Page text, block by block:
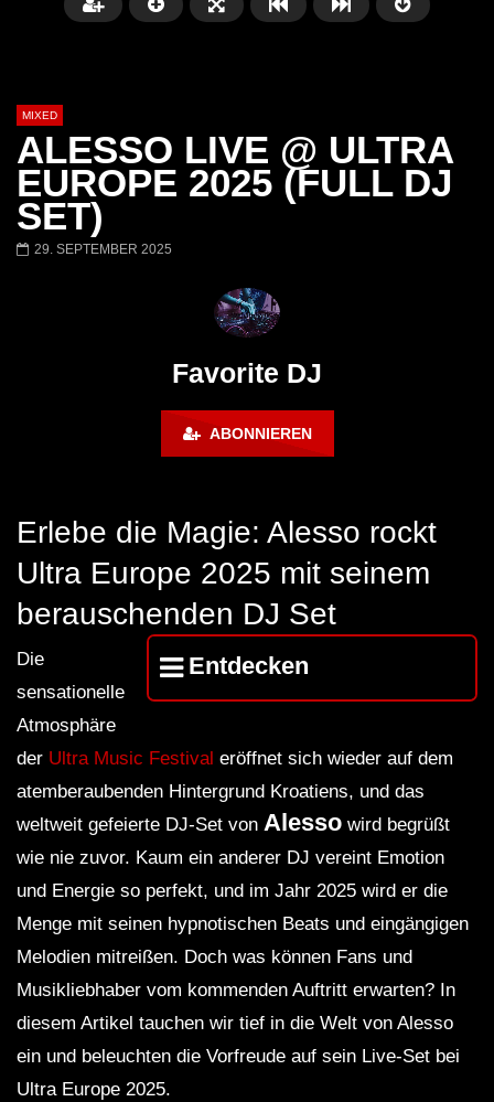
MIXED
ALESSO LIVE @ ULTRA
EUROPE 2025 (FULL DJ
SET)
29. SEPTEMBER 2025
Favorite DJ
ABONNIEREN
Erlebe die Magie: Alesso rockt
Ultra Europe 2025 mit seinem
berauschenden DJ Set
Entdecken
Die
sensationelle
Atmosphäre
der Ultra Music Festival eröffnet sich wieder auf dem
atemberaubenden Hintergrund Kroatiens, und das
weltweit gefeierte DJ-Set von Alesso wird begrüßt
wie nie zuvor. Kaum ein anderer DJ vereint Emotion
und Energie so perfekt, und im Jahr 2025 wird er die
Menge mit seinen hypnotischen Beats und eingängigen
Melodien mitreißen. Doch was können Fans und
Musikliebhaber vom kommenden Auftritt erwarten? In
diesem Artikel tauchen wir tief in die Welt von Alesso
ein und beleuchten die Vorfreude auf sein Live-Set bei
Ultra Europe 2025.